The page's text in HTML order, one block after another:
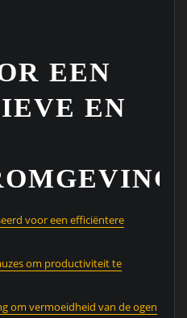
EEN
EN
voor een efficiëntere
om productiviteit te
om vermoeidheid van de ogen